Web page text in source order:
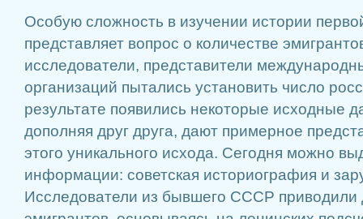
Особую сложность в изучении истории
представляет вопрос о количестве
исследователи, представители
организаций пытались установить число
результате появились некоторые исходные
дополняя друг друга, дают примерное
этого уникального исхода. Сегодня можно
информации: советская историография и
Исследователи из бывшего СССР приводили